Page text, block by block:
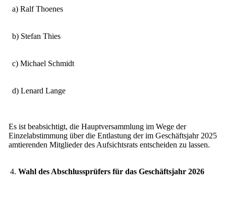
a) Ralf Thoenes
b) Stefan Thies
c) Michael Schmidt
d) Lenard Lange
Es ist beabsichtigt, die Hauptversammlung im Wege der
Einzelabstimmung über die Entlastung der im Geschäftsjahr 2025
amtierenden Mitglieder des Aufsichtsrats entscheiden zu lassen.
4. Wahl des Abschlussprüfers für das Geschäftsjahr 2026